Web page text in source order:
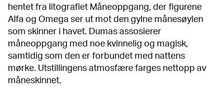
hentet fra litografiet Måneoppgang, der figurene
Alfa og Omega ser ut mot den gylne månesøylen
som skinner i havet. Dumas assosierer
måneoppgang med noe kvinnelig og magisk,
samtidig som den er forbundet med nattens
mørke. Utstillingens atmosfære farges nettopp av
måneskinnet.